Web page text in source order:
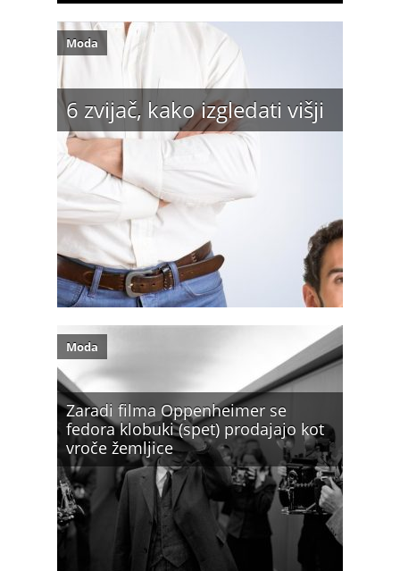
6 zvijač, kako izgledati višji
Moda
Zaradi filma Oppenheimer se
fedora klobuki (spet) prodajajo kot
vroče žemljice
Moda